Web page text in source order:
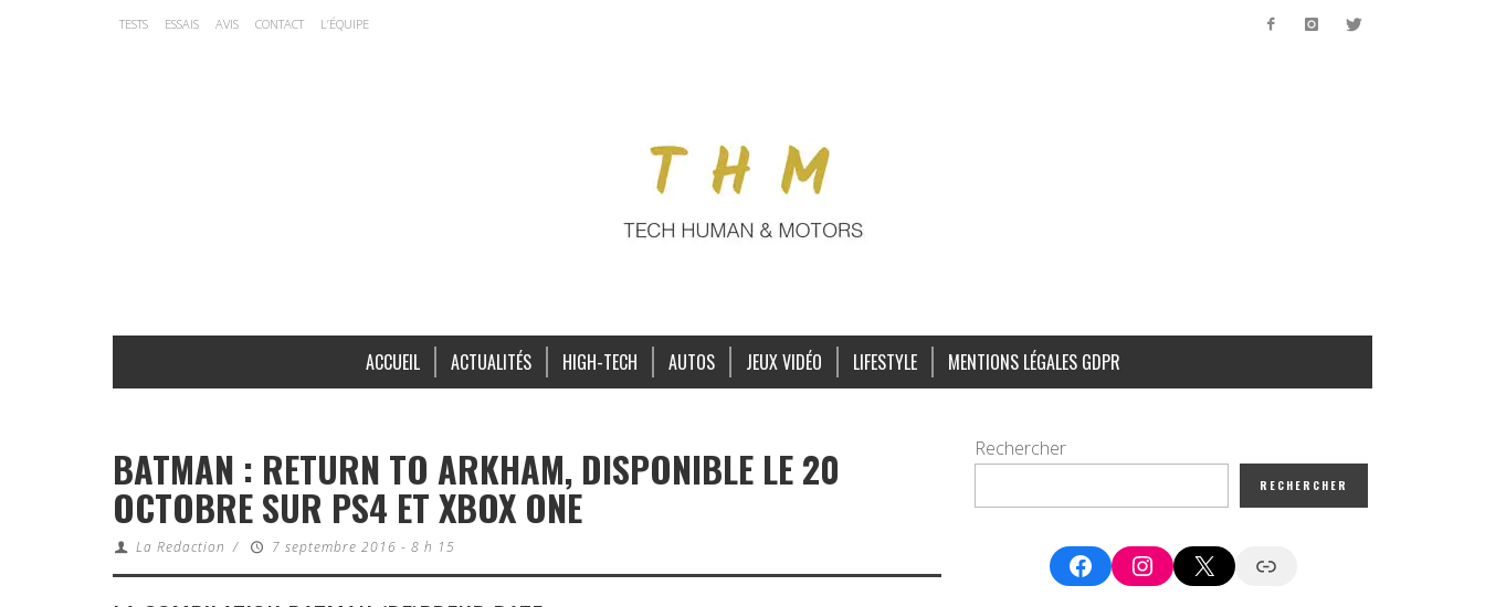
TESTS ESSAIS AVIS CONTACT L’ÉQUIPE
ACCUEIL ACTUALITÉS HIGH-TECH AUTOS JEUX VIDÉO LIFESTYLE MENTIONS LÉGALES GDPR
BATMAN : RETURN TO ARKHAM, DISPONIBLE LE 20
OCTOBRE SUR PS4 ET XBOX ONE
La Redaction / 7 septembre 2016 - 8 h 15
Rechercher
RECHERCHER
FacebookInstagram
X Google News